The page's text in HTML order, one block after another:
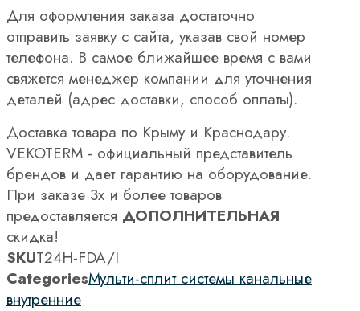
Для оформления заказа достаточно
отправить заявку с сайта, указав свой номер
телефона. В самое ближайшее время с вами
свяжется менеджер компании для уточнения
деталей (адрес доставки, способ оплаты).
Доставка товара по Крыму и Краснодару.
VEKOTERM - официальный представитель
брендов и дает гарантию на оборудование.
При заказе 3х и более товаров
предоставляется ДОПОЛНИТЕЛЬНАЯ
скидка!
SKUT24H-FDA/I
CategoriesМульти-сплит системы канальные
внутренние